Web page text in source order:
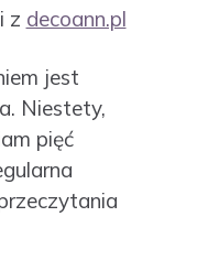
z decoann.pl
jest
Niestety,
pięć